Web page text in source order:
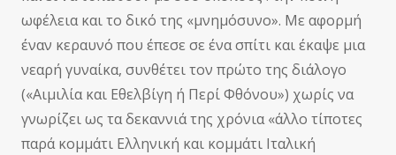
ωφέλεια και το δικό της «μνημόσυνο». Με αφορμή
έναν κεραυνό που έπεσε σε ένα σπίτι και έκαψε μια
νεαρή γυναίκα, συνθέτει τον πρώτο της διάλογο
(«Αιμιλία και Εθελβίγη ή Περί Φθόνου») χωρίς να
γνωρίζει ως τα δεκαννιά της χρόνια «άλλο τίποτες
παρά κομμάτι Ελληνική και κομμάτι Ιταλική